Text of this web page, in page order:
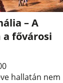
– A
fővárosi
hallatán nem